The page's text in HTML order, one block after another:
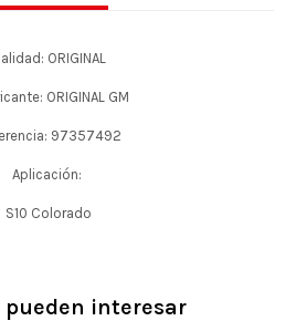
ORIGINAL
ORIGINAL GM
97357492
Aplicación:
S10 Colorado
pueden interesar